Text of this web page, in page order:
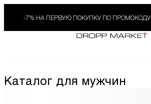
-7% НА ПЕРВУЮ ПОКУПКУ ПО ПРОМОКОДУ
Каталог для мужчин